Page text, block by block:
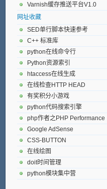
Varnish缓存推送平台V1.0
网址收藏
SED单行脚本快速参考
C++ 标准库
python在线命令行
Python资源索引
htaccess在线生成
在线检查HTTP HEAD
有奖积分小游戏
python代码搜索引擎
php作者之PHP Performance
Google AdSense
CSS-BUTTON
在线绘图
doit时间管理
python模块集中营